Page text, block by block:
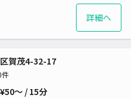
詳細へ
賀茂4-32-17
¥50〜 / 15分